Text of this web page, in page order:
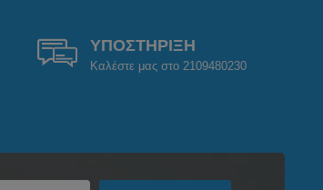
ΥΠΟΣΤΗΡΙΞΗ
Καλέστε μας στο 2109480230